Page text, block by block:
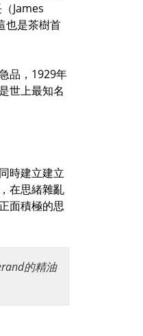
James
也是茶樹首
品，1929年
世上最知名
時建立建立
在思緒雜亂
面積極的思
的精油